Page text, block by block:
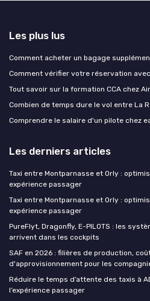
Les plus lus
Comment acheter un bagage
Comment vérifier votre réservation
Tout savoir sur la formation CCA chez
Combien de temps dure le vol entre La
Comprendre le salaire d'un pilote chez
Les derniers articles
Taxi entre Montparnasse et Orly :
expérience passager
Taxi entre Montparnasse et Orly :
expérience passager
PureFlyt, Dragonfly, E-PILOTS : les
arrivent dans les cockpits
SAF en 2026 : filières de production,
d'approvisionnement pour les
Réduire le temps d’attente des taxis à
l’expérience passager